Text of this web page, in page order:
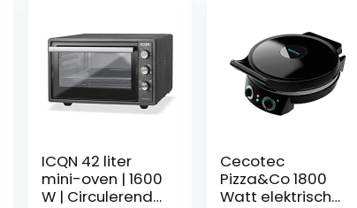
ICQN 42 liter
mini-oven | 1600
W | Circulerende
Cecotec
Pizza&Co 1800
Watt elektrische